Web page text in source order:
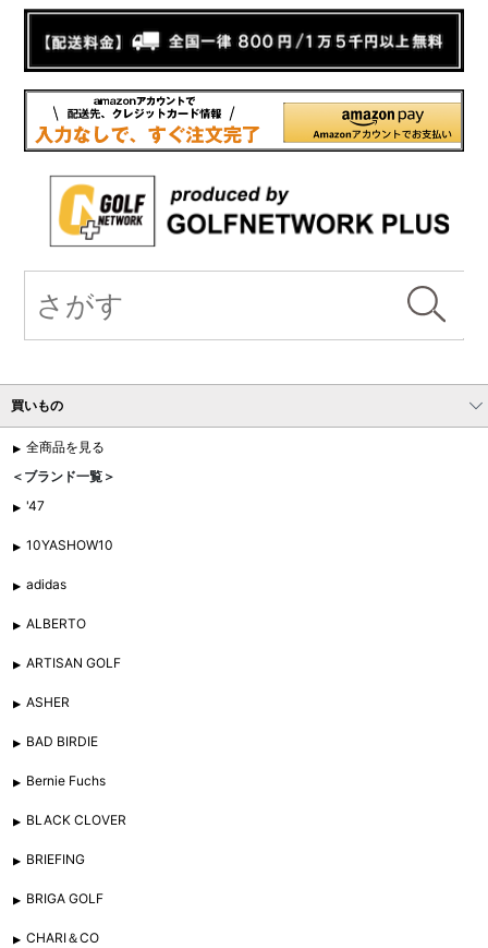
買いもの
全商品を見る
＜ブランド一覧＞
'47
10YASHOW10
adidas
ALBERTO
ARTISAN GOLF
ASHER
BAD BIRDIE
Bernie Fuchs
BLACK CLOVER
BRIEFING
BRIGA GOLF
CHARI＆CO